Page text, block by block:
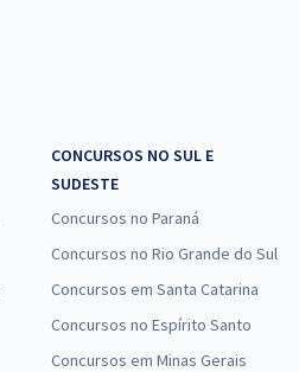
CONCURSOS NO SUL E
SUDESTE
Concursos no Paraná
Concursos no Rio Grande do Sul
Concursos em Santa Catarina
Concursos no Espírito Santo
Concursos em Minas Gerais